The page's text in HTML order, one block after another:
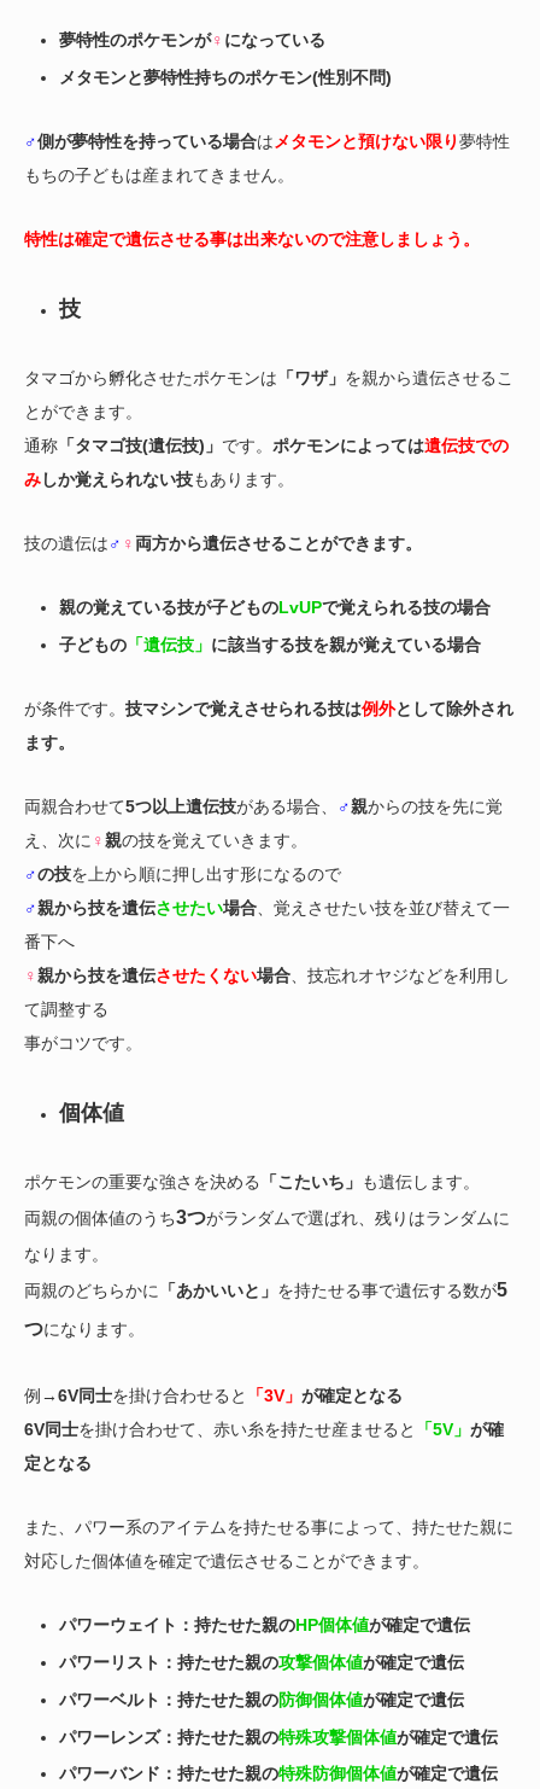
夢特性のポケモンが♀ になっている
メタモンと夢特性持ちのポケモン(性別不問)
♂側が夢特性を持っている場合はメタモンと預けない限り夢特性
もちの子どもは産まれてきません。
特性は確定で遺伝させる事は出来ないので注意しましょう。
技
タマゴから孵化させたポケモンは 「ワザ」 を親から遺伝させるこ
とができます。
通称 「タマゴ技(遺伝技)」 です。 ポケモンによっては遺伝技での
みしか覚えられない技もあります。
技の遺伝は♂ ♀ 両方から遺伝させることができます。
親の覚えている技が子どものLvUPで覚えられる技の場合
子どもの「遺伝技」 に該当する技を親が覚えている場合
が条件です。 技マシンで覚えさせられる技は例外として除外され
ます。
両親合わせて5つ以上遺伝技がある場合、 ♂親からの技を先に覚
え、次に ♀親の技を覚えていきます。
♂の技を上から順に押し出す形になるので
♂親から技を遺伝させたい場合、覚えさせたい技を並び替えて一
番下へ
♀親から技を遺伝させたくない場合、技忘れオヤジなどを利用し
て調整する
事がコツです。
個体値
ポケモンの重要な強さを決める 「こたいち」 も遺伝します。
両親の個体値のうち3つがランダムで選ばれ、残りはランダムに
なります。
両親のどちらかに
「あかいいと」 を持たせる事で遺伝する数が5
つになります。
例→6V同士を掛け合わせると 「3V」 が確定となる
6V同士を掛け合わせて、赤い糸を持たせ産ませると 「5V」 が確
定となる
また、パワー系のアイテムを持たせる事によって、持たせた親に
対応した個体値を確定で遺伝させることができます。
パワーウェイト：持たせた親のHP個体値が確定で遺伝
パワーリスト：持たせた親の攻撃個体値が確定で遺伝
パワーベルト：持たせた親の防御個体値が確定で遺伝
パワーレンズ：持たせた親の特殊攻撃個体値が確定で遺伝
パワーバンド：持たせた親の特殊防御個体値が確定で遺伝